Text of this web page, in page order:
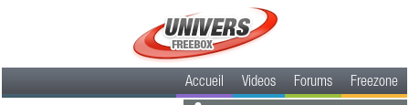
Accueil Videos Forums Freezone